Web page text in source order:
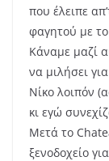
που έλειπε
φαγητού με
Κάναμε μαζί
να μιλήσει
Νίκο λοιπόν
κι εγώ
Μετά το
ξενοδοχείο